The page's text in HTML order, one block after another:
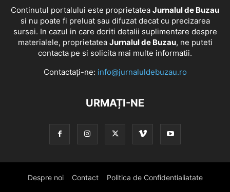
Continutul portalului este proprietatea Jurnalul de Buzau
si nu poate fi preluat sau difuzat decat cu precizarea
sursei. In cazul in care doriti detalii suplimentare despre
materialele, proprietatea Jurnalul de Buzau, ne puteti
contacta pe si solicita mai multe informatii.
Contactați-ne: info@jurnaluldebuzau.ro
URMAȚI-NE
Despre noi Contact Politica de Confidentialiatate